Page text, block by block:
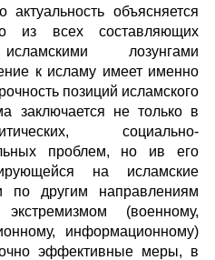
актуальность объясняется
из всех составляющих
лозунгами
к исламу имеет именно
позиций исламского
заключается не только в
социально-
проблем, но ив его
на исламские
по другим направлениям
(военному,
информационному)
эффективные меры, в